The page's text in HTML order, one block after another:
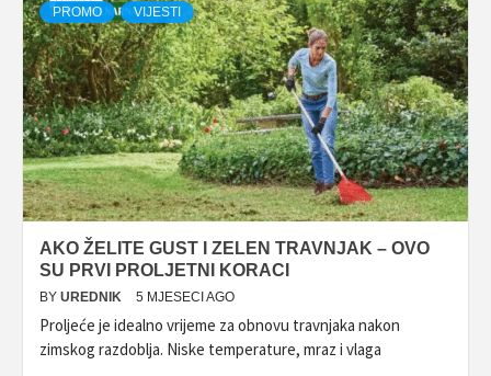
PROMO VIJESTI
AKO ŽELITE GUST I ZELEN TRAVNJAK – OVO
SU PRVI PROLJETNI KORACI
BY UREDNIK 5 MJESECI AGO
Proljeće je idealno vrijeme za obnovu travnjaka nakon
zimskog razdoblja. Niske temperature, mraz i vlaga